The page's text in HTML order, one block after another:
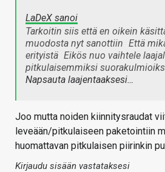
LaDeX sanoi
Tarkoitin siis että en oikein
muodosta nyt sanottiin Että
erityistä Eikös nuo vaihtele
pitkulaisemmiksi
Napsauta laajentaaksesi…
Joo mutta noiden kiinnitysraudat
leveään/pitkulaiseen paketointiin
huomattavan pitkulaisen piirinkin
Kirjaudu sisään vastataksesi